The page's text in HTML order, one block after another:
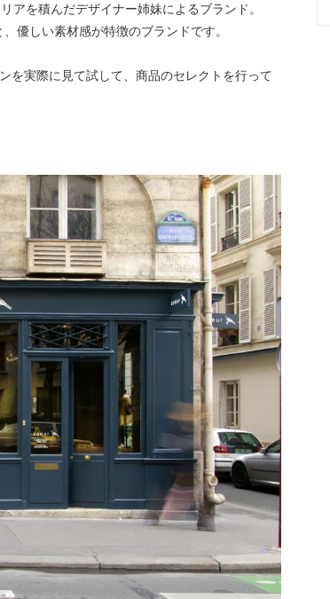
を積んだデザイナー姉妹によるブランド。
優しい素材感が特徴のブランドです。
を実際に見て試して、商品のセレクトを行って